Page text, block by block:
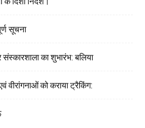
सूचना
संस्कारशाला का शुभारंभ: बलिया
वीरांगनाओं को कराया ट्रैकिंग: